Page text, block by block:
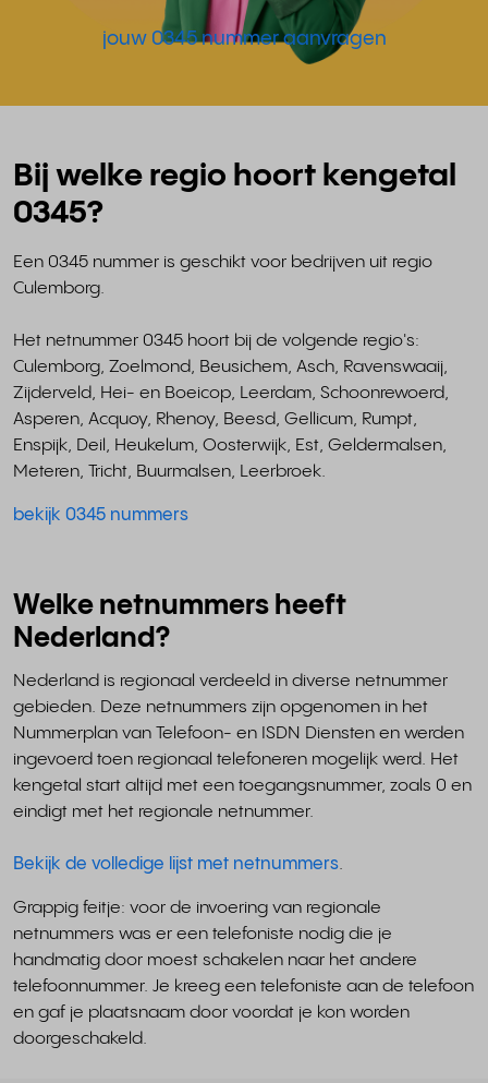
jouw 0345 nummer aanvragen
Bij welke regio hoort kengetal
0345?
Een 0345 nummer is geschikt voor bedrijven uit regio
Culemborg.
Het netnummer 0345 hoort bij de volgende regio's:
Culemborg, Zoelmond, Beusichem, Asch, Ravenswaaij,
Zijderveld, Hei- en Boeicop, Leerdam, Schoonrewoerd,
Asperen, Acquoy, Rhenoy, Beesd, Gellicum, Rumpt,
Enspijk, Deil, Heukelum, Oosterwijk, Est, Geldermalsen,
Meteren, Tricht, Buurmalsen, Leerbroek.
bekijk 0345 nummers
Welke netnummers heeft
Nederland?
Nederland is regionaal verdeeld in diverse netnummer
gebieden. Deze netnummers zijn opgenomen in het
Nummerplan van Telefoon- en ISDN Diensten en werden
ingevoerd toen regionaal telefoneren mogelijk werd. Het
kengetal start altijd met een toegangsnummer, zoals 0 en
eindigt met het regionale netnummer.
Bekijk de volledige lijst met netnummers.
Grappig feitje: voor de invoering van regionale
netnummers was er een telefoniste nodig die je
handmatig door moest schakelen naar het andere
telefoonnummer. Je kreeg een telefoniste aan de telefoon
en gaf je plaatsnaam door voordat je kon worden
doorgeschakeld.